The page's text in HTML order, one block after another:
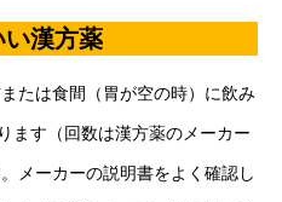
漢方薬
たは食間（胃が空の時）に飲み
ます（回数は漢方薬のメーカー
メーカーの説明書をよく確認し